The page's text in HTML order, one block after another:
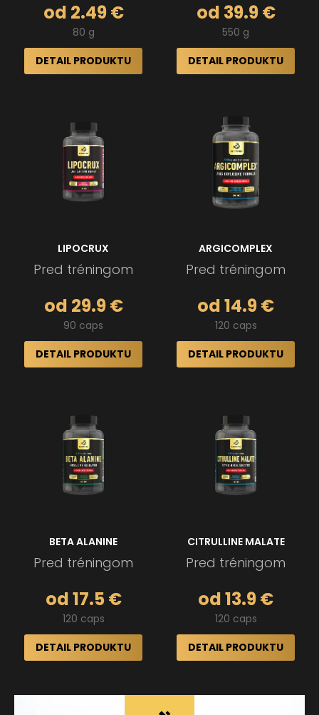
od 2.49 €
80 g
DETAIL PRODUKTU
od 39.9 €
550 g
DETAIL PRODUKTU
LIPOCRUX
Pred tréningom
od 29.9 €
90 caps
DETAIL PRODUKTU
ARGICOMPLEX
Pred tréningom
od 14.9 €
120 caps
DETAIL PRODUKTU
BETA ALANINE
Pred tréningom
od 17.5 €
120 caps
DETAIL PRODUKTU
CITRULLINE MALATE
Pred tréningom
od 13.9 €
120 caps
DETAIL PRODUKTU